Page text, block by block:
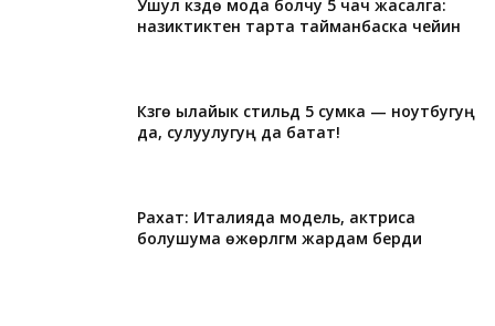
Ушул күздө мода болчу 5 чач жасалга:
назиктиктен тарта тайманбаска чейин
Күзгө ылайык стильдүү 5 сумка — ноутбугуң
да, сулуулугуң да батат!
Рахат: Италияда модель, актриса
болушума өжөрлүгүм жардам берди